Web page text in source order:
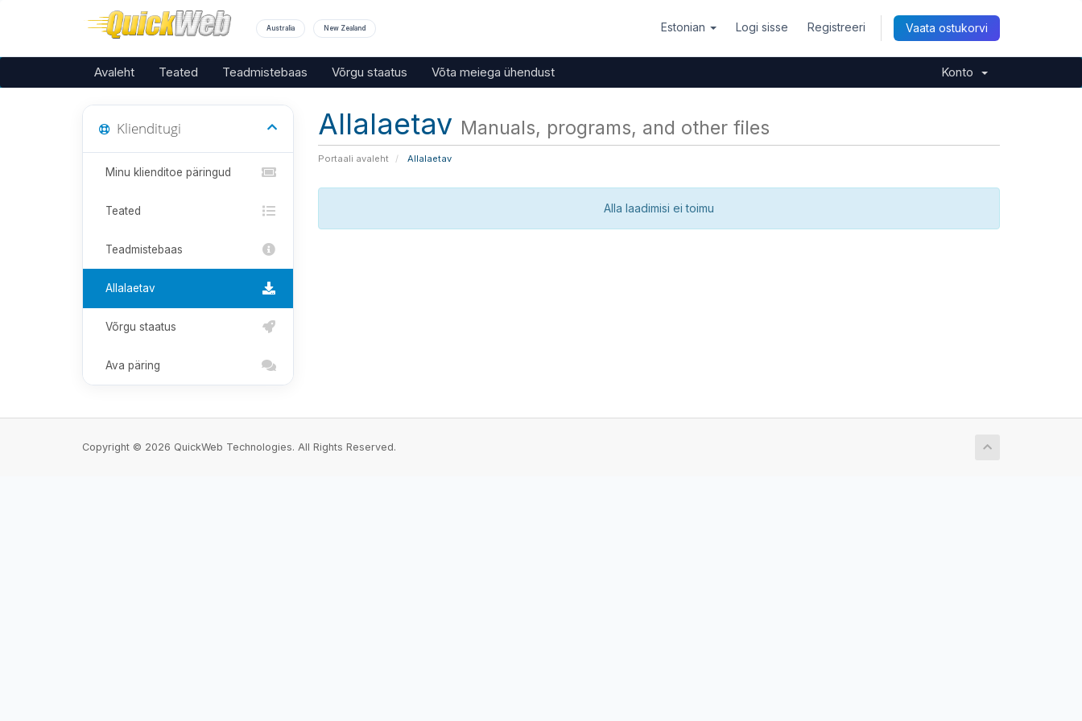
Estonian Logi sisse Registreeri Vaata ostukorvi
Australia New Zealand
Avaleht Teated Teadmistebaas Võrgu staatus Võta meiega ühendust Konto
Allalaetav Manuals, programs, and other files
Portaali avaleht Allalaetav
Alla laadimisi ei toimu
Klienditugi
Minu klienditoe päringud
Teated
Teadmistebaas
Allalaetav
Võrgu staatus
Ava päring
Copyright © 2026 QuickWeb Technologies. All Rights Reserved.